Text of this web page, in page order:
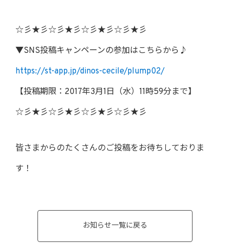
☆彡★彡☆彡★彡☆彡★彡☆彡★彡
▼SNS投稿キャンペーンの参加はこちらから♪
https://st-app.jp/dinos-cecile/plump02/
【投稿期限：2017年3月1日（水）11時59分まで】
☆彡★彡☆彡★彡☆彡★彡☆彡★彡
皆さまからのたくさんのご投稿をお待ちしておりま
す！
お知らせ一覧に戻る